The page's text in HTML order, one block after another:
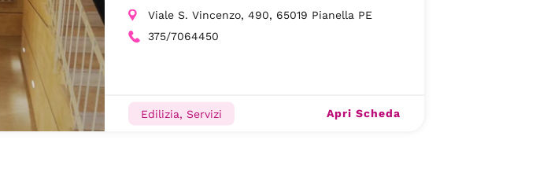
Viale S. Vincenzo, 490, 65019 Pianella PE
375/7064450
Edilizia, Servizi Apri Scheda